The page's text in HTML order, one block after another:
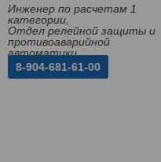
Инженер по расчетам 1
категории,
Отдел релейной защиты и
противоаварийной
автоматики
8-904-681-61-00